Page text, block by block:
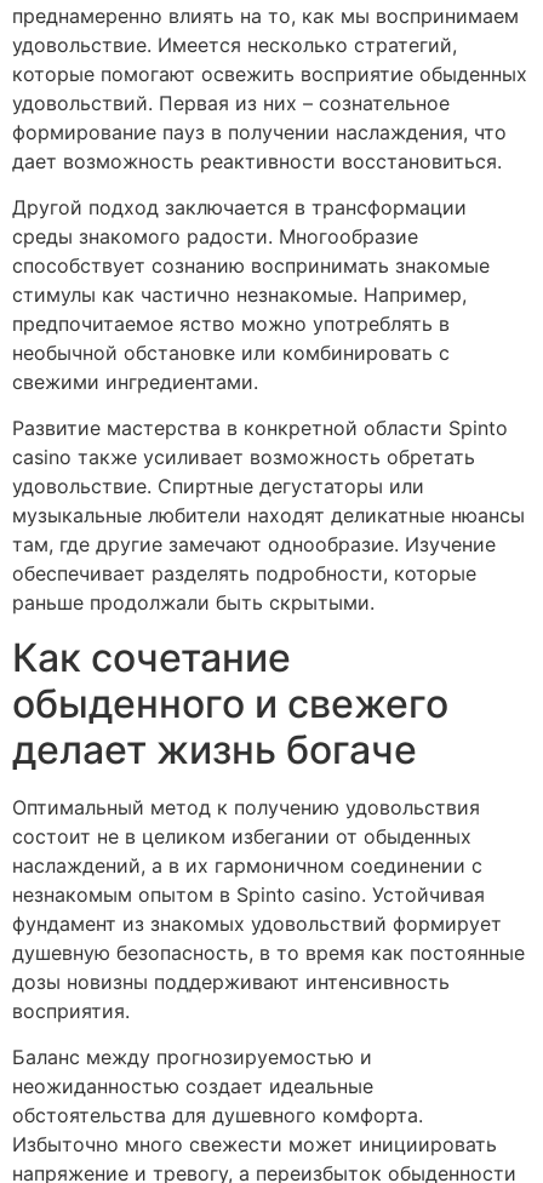
преднамеренно влиять на то, как мы воспринимаем
удовольствие. Имеется несколько стратегий,
которые помогают освежить восприятие обыденных
удовольствий. Первая из них – сознательное
формирование пауз в получении наслаждения, что
дает возможность реактивности восстановиться.
Другой подход заключается в трансформации
среды знакомого радости. Многообразие
способствует сознанию воспринимать знакомые
стимулы как частично незнакомые. Например,
предпочитаемое яство можно употреблять в
необычной обстановке или комбинировать с
свежими ингредиентами.
Развитие мастерства в конкретной области Spinto
casino также усиливает возможность обретать
удовольствие. Спиртные дегустаторы или
музыкальные любители находят деликатные нюансы
там, где другие замечают однообразие. Изучение
обеспечивает разделять подробности, которые
раньше продолжали быть скрытыми.
Как сочетание
обыденного и свежего
делает жизнь богаче
Оптимальный метод к получению удовольствия
состоит не в целиком избегании от обыденных
наслаждений, а в их гармоничном соединении с
незнакомым опытом в Spinto casino. Устойчивая
фундамент из знакомых удовольствий формирует
душевную безопасность, в то время как постоянные
дозы новизны поддерживают интенсивность
восприятия.
Баланс между прогнозируемостью и
неожиданностью создает идеальные
обстоятельства для душевного комфорта.
Избыточно много свежести может инициировать
напряжение и тревогу, а переизбыток обыденности